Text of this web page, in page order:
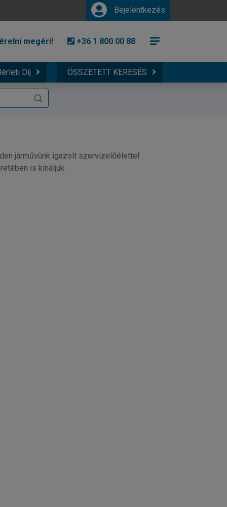
Bejelentkezés
megéri! +36 1 800 00 88
Díj ÖSSZETETT KERESÉS
járművünk igazolt szervizelőélettel
is kínáljuk.